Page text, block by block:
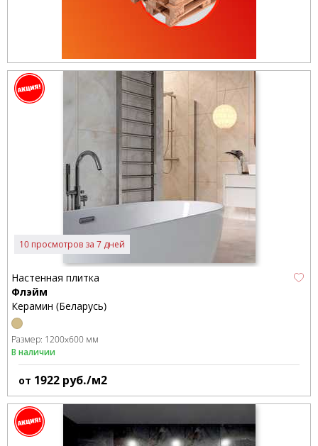
10 просмотров за 7 дней
Настенная плитка
Флэйм
Керамин (Беларусь)
Размер: 1200x600 мм
В наличии
от 1922 руб./м2